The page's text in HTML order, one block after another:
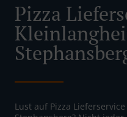
Pizza
Lust auf Pizza